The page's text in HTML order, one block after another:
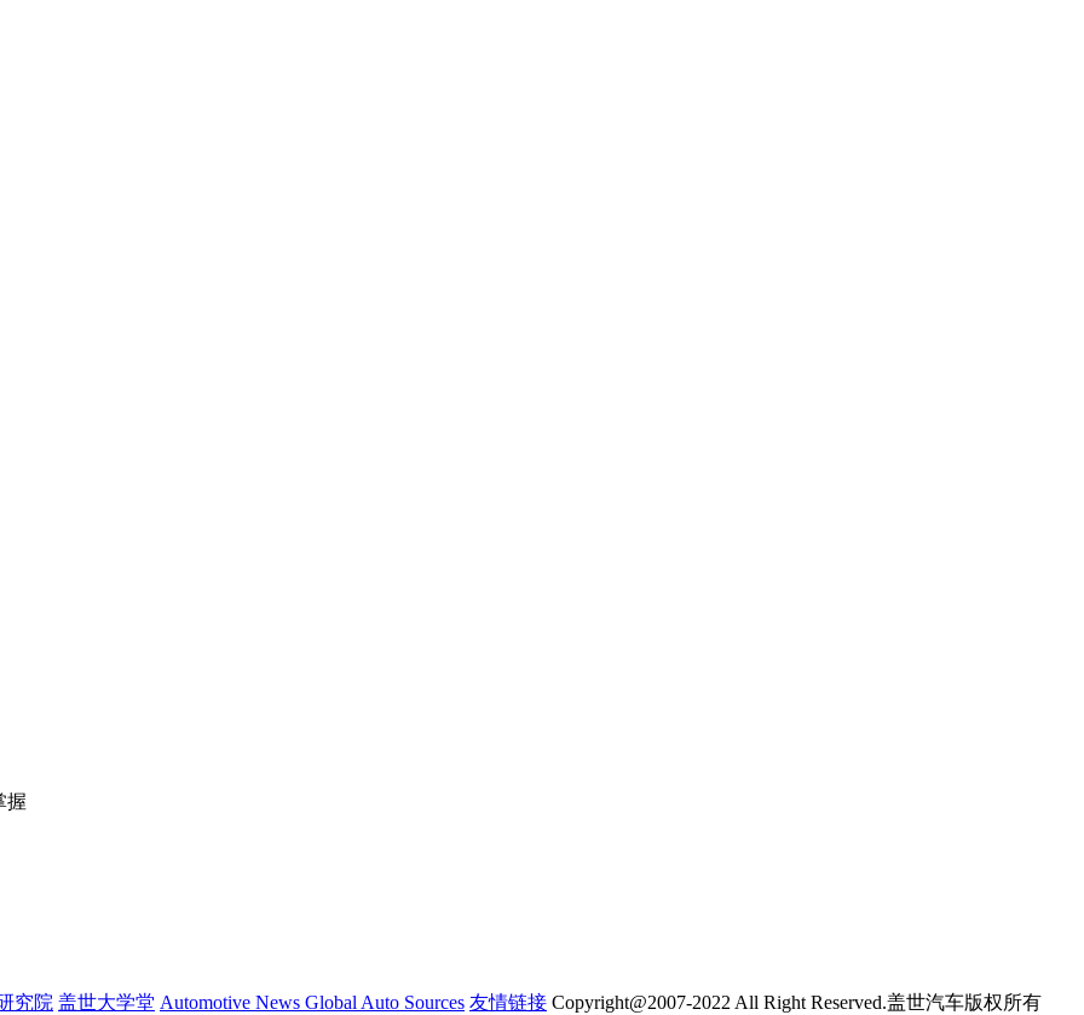
握
究院 盖世大学堂 Automotive News Global Auto Sources 友情链接 Copyright@2007-2022 All Right Reserved.盖世汽车版权所有